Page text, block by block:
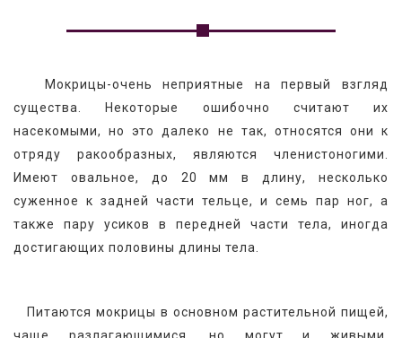
Мокрицы-очень неприятные на первый взгляд
существа. Некоторые ошибочно считают их
насекомыми, но это далеко не так, относятся они к
отряду ракообразных, являются членистоногими.
Имеют овальное, до 20 мм в длину, несколько
суженное к задней части тельце, и семь пар ног, а
также пару усиков в передней части тела, иногда
достигающих половины длины тела.
Питаются мокрицы в основном растительной пищей,